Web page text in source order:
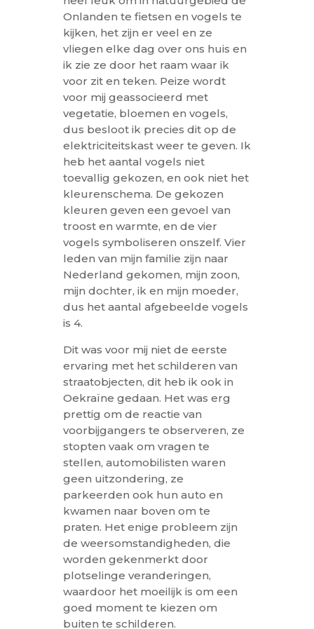
Onlanden te fietsen en vogels te
kijken, het zijn er veel en ze
vliegen elke dag over ons huis en
ik zie ze door het raam waar ik
voor zit en teken. Peize wordt
voor mij geassocieerd met
vegetatie, bloemen en vogels,
dus besloot ik precies dit op de
elektriciteitskast weer te geven. Ik
heb het aantal vogels niet
toevallig gekozen, en ook niet het
kleurenschema. De gekozen
kleuren geven een gevoel van
troost en warmte, en de vier
vogels symboliseren onszelf. Vier
leden van mijn familie zijn naar
Nederland gekomen, mijn zoon,
mijn dochter, ik en mijn moeder,
dus het aantal afgebeelde vogels
is 4.
Dit was voor mij niet de eerste
ervaring met het schilderen van
straatobjecten, dit heb ik ook in
Oekraïne gedaan. Het was erg
prettig om de reactie van
voorbijgangers te observeren, ze
stopten vaak om vragen te
stellen, automobilisten waren
geen uitzondering, ze
parkeerden ook hun auto en
kwamen naar boven om te
praten. Het enige probleem zijn
de weersomstandigheden, die
worden gekenmerkt door
plotselinge veranderingen,
waardoor het moeilijk is om een ​​
goed moment te kiezen om
buiten te schilderen.